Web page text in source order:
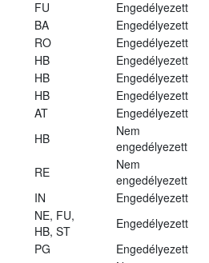
FU
Engedélyezett
BA
Engedélyezett
RO
Engedélyezett
HB
Engedélyezett
HB
Engedélyezett
HB
Engedélyezett
AT
Engedélyezett
HB
Nem
engedélyezett
RE
Nem
engedélyezett
IN
Engedélyezett
NE, FU,
HB, ST
Engedélyezett
PG
Engedélyezett